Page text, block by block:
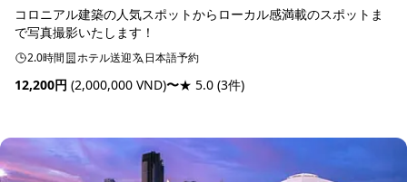
コロニアル建築の人気スポットからローカル感満載のスポットま
で写真撮影いたします！
2.0時間 ホテル送迎 日本語予約
12,200円 (2,000,000 VND)〜★ 5.0 (3件)